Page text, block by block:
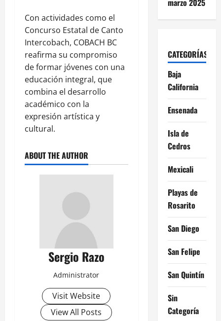
Con actividades como el
Concurso Estatal de Canto
Intercobach, COBACH BC
reafirma su compromiso
de formar jóvenes con una
educación integral, que
combina el desarrollo
académico con la
expresión artística y
cultural.
ABOUT THE AUTHOR
Sergio Razo
Administrator
Visit Website
View All Posts
marzo 2025
CATEGORÍAS
Baja
California
Ensenada
Isla de
Cedros
Mexicali
Playas de
Rosarito
San Diego
San Felipe
San Quintín
Sin
Categoría